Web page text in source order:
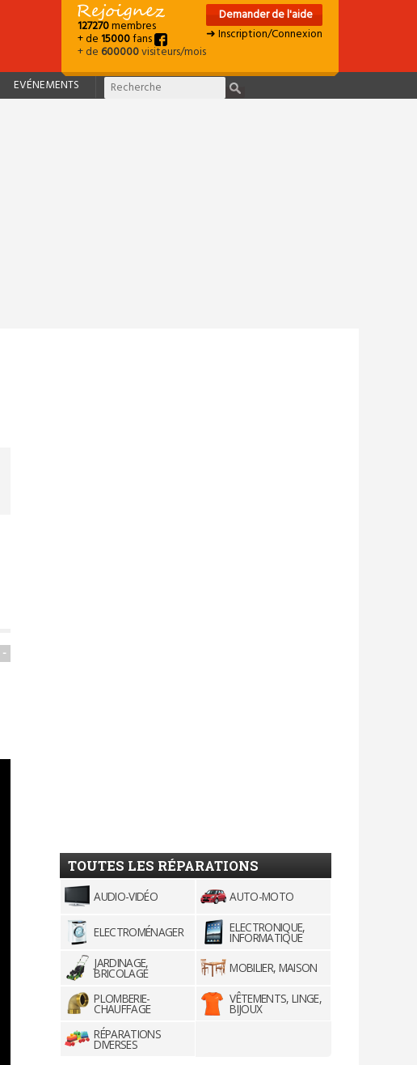
127270membres
+ de15000fans
+ de600000visiteurs/mois
Demander de l'aide
➜ Inscription/Connexion
EVÉNEMENTS
-
TOUTES LES RÉPARATIONS
AUDIO-VIDÉO AUTO-MOTO
ELECTROMÉNAGER ELECTRONIQUE,
INFORMATIQUE
JARDINAGE,
BRICOLAGE
MOBILIER, MAISON
PLOMBERIE-
CHAUFFAGE
VÊTEMENTS, LINGE,
BIJOUX
RÉPARATIONS
DIVERSES